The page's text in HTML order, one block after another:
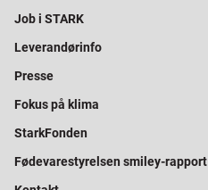
Job i STARK
Leverandørinfo
Presse
Fokus på klima
StarkFonden
Fødevarestyrelsen smiley-rapport